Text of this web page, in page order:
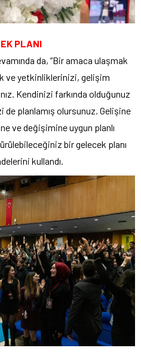
PLANI
da, “Bir amaca ulaşmak
ve yetkinliklerinizi, gelişim
Kendinizi farkında olduğunuz
de planlamış olursunuz. Gelişine
ve değişimine uygun planlı
bir gelecek planı
kullandı.